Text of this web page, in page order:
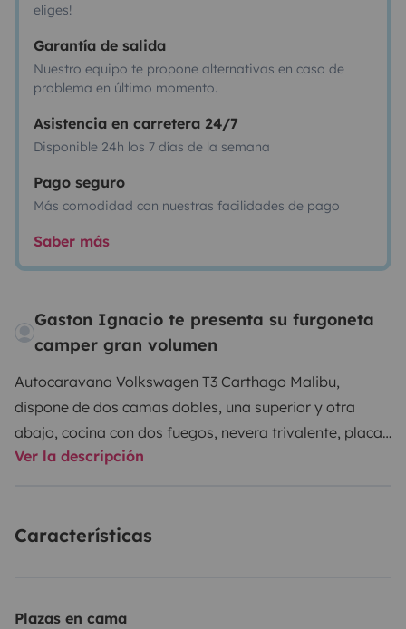
eliges!
Garantía de salida
Nuestro equipo te propone alternativas en caso de
problema en último momento.
Asistencia en carretera 24/7
Disponible 24h los 7 días de la semana
Pago seguro
Más comodidad con nuestras facilidades de pago
Saber más
Gaston Ignacio te presenta su furgoneta
camper gran volumen
Autocaravana Volkswagen T3 Carthago Malibu,
dispone de dos camas dobles, una superior y otra
abajo, cocina con dos fuegos, nevera trivalente, placa
solar, ropa de cama, utensilios de cocina, cortinas en
Ver la descripción
Características
Plazas en cama